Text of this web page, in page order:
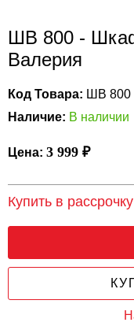
ШВ 800 -
Валерия
Код Товара: ШВ 800
Наличие: В наличии
Цена: 3 999 ₽
Купить в рассрочку